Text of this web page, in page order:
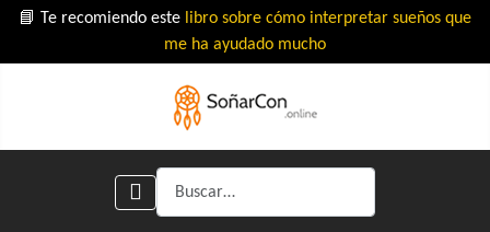
📘 Te recomiendo este libro sobre cómo interpretar sueños que
me ha ayudado mucho
Buscar